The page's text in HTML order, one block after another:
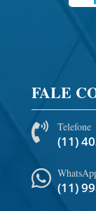
FALE
 Telefone
(11)
 (11)